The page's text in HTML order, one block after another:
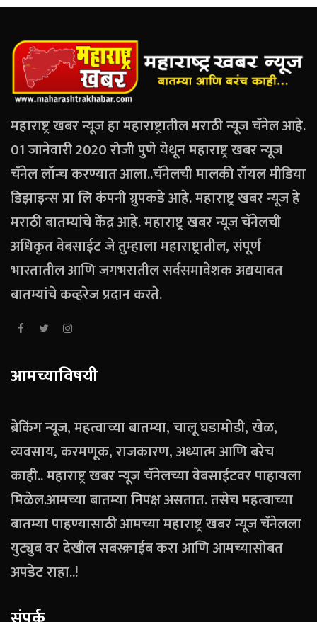
महाराष्ट्र खबर न्यूज हा महाराष्ट्रातील मराठी न्यूज चॅनेल आहे.
01 जानेवारी 2020 रोजी पुणे येथून महाराष्ट्र खबर न्यूज
चॅनेल लॉन्च करण्यात आला..चॅनेलची मालकी रॉयल मीडिया
डिझाइन्स प्रा लि कंपनी ग्रुपकडे आहे. महाराष्ट्र खबर न्यूज हे
मराठी बातम्यांचे केंद्र आहे. महाराष्ट्र खबर न्यूज चॅनेलची
अधिकृत वेबसाईट जे तुम्हाला महाराष्ट्रातील, संपूर्ण
भारतातील आणि जगभरातील सर्वसमावेशक अद्ययावत
बातम्यांचे कव्हरेज प्रदान करते.
आमच्याविषयी
ब्रेकिंग न्यूज, महत्वाच्या बातम्या, चालू घडामोडी, खेळ,
व्यवसाय, करमणूक, राजकारण, अध्यात्म आणि बरेच
काही.. महाराष्ट्र खबर न्यूज चॅनेलच्या वेबसाईटवर पाहायला
मिळेल.आमच्या बातम्या निपक्ष असतात. तसेच महत्वाच्या
बातम्या पाहण्यासाठी आमच्या महाराष्ट्र खबर न्यूज चॅनेलला
युट्युब वर देखील सबस्क्राईब करा आणि आमच्यासोबत
अपडेट राहा..!